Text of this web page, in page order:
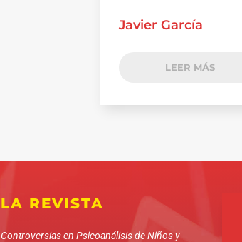
Javier García
LEER MÁS
LA REVISTA
Controversias en Psicoanálisis de Niños y